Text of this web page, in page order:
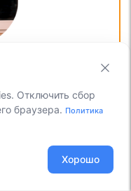
оставить заявку?
в течение 3-х
Отключить сбор
браузера. Политика
Хорошо